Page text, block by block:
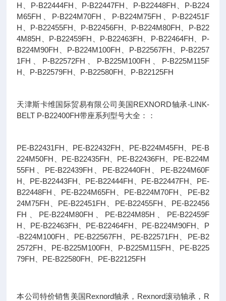
H、P-B22444FH、P-B22447FH、P-B22448FH、P-B224
M65FH、P-B224M70FH、P-B224M75FH、P-B22451F
H、P-B22455FH、P-B22456FH、P-B224M80FH、P-B22
4M85H、P-B22459FH、P-B22463FH、P-B22464FH、P-
B224M90FH、P-B224M100FH、P-B22567FH、P-B2257
1FH、P-B22572FH、P-B225M100FH、P-B225M115F
H、P-B22579FH、P-B22580FH、P-B22125FH
天津斯卡维国际贸易有限公司美国REXNORD轴承-LINK-
BELT P-B22400FH带座系列型号大全：：
PE-B22431FH、PE-B22432FH、PE-B224M45FH、PE-B
224M50FH、PE-B22435FH、PE-B22436FH、PE-B224M
55FH、PE-B22439FH、PE-B22440FH、PE-B224M60F
H、PE-B22443FH、PE-B22444FH、PE-B22447FH、PE-
B22448FH、PE-B224M65FH、PE-B224M70FH、PE-B2
24M75FH、PE-B22451FH、PE-B22455FH、PE-B22456
FH、PE-B224M80FH、PE-B224M85H、PE-B22459F
H、PE-B22463FH、PE-B22464FH、PE-B224M90FH、P
-B224M100FH、PE-B22567FH、PE-B22571FH、PE-B2
2572FH、PE-B225M100FH、P-B225M115FH、PE-B225
79FH、PE-B22580FH、PE-B22125FH
本公司特价销售美国Rexnord轴承，Rexnord滚动轴承，R